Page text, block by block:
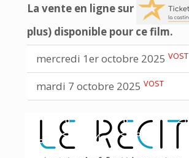
La vente en ligne sur
plus) disponible pour ce film.
mercredi 1er octobre 2025 VOST
mardi 7 octobre 2025 VOST